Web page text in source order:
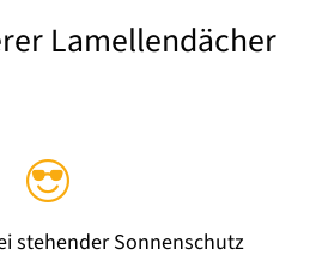
Lamellendächer
stehender Sonnenschutz